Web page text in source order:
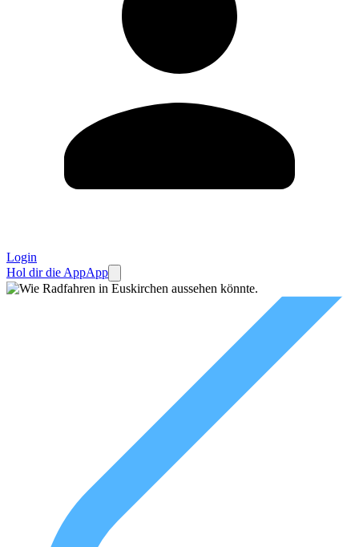
Login
Hol dir die AppApp